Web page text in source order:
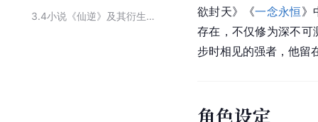
3.4
小说《仙逆》及其衍生品中的角色
欲封天》《一念永恒》
存在，不仅修为深不可
步时相见的强者，他留
角色设定